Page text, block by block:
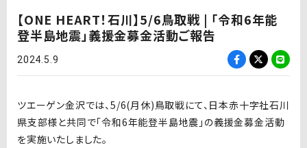
【ONE HEART！石川】5/6鳥取戦 | 「令和6年能
登半島地震」義援金募金活動ご報告
2024.5.9
ツエーゲン金沢では、5/6(月休)鳥取戦にて、日本赤十字社石川
県支部様と共同で「令和6年能登半島地震」の義援金募金活動
を実施いたしました。